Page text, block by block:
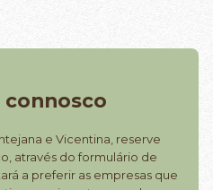
connosco
e Vicentina, reserve
através do formulário de
a preferir as empresas que